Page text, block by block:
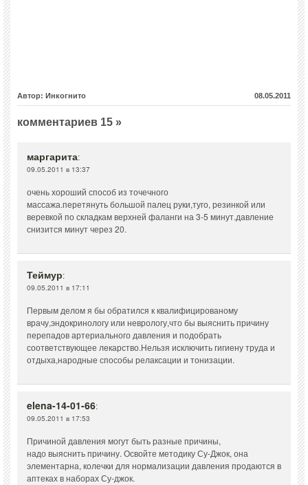
Автор: Инкогнито 08.05.2011
комментариев 15 »
маргарита:
09.05.2011 в 13:37
очень хороший способ из точечного
массажа.перетянуть большой палец руки,туго, резинкой или
веревкой по складкам верхней фаланги на 3-5 минут.давление
снизится минут через 20.
Теймур:
09.05.2011 в 17:11
Первым делом я бы обратился к квалифицированому
врачу,эндокринологу или неврологу,что бы выяснить причину
перепадов артериального давления и подобрать
соответствующее лекарство.Нельзя исключить гигиену труда и
отдыха,народные способы релаксации и тонизации.
elena-14-01-66:
09.05.2011 в 17:53
Причиной давления могут быть разные причины,
надо выяснить причину. Освойте методику Су-Джок, она
элементарна, колечки для нормализации давления продаются в
аптеках в наборах Су-джок.